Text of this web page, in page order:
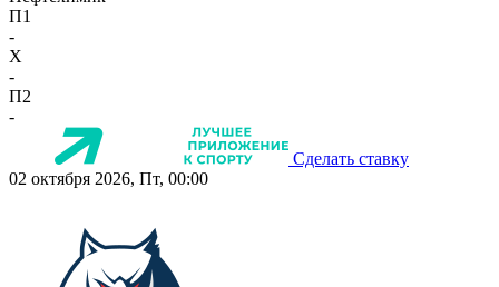
П1
-
X
-
П2
-
Сделать ставку
02 октября 2026, Пт, 00:00